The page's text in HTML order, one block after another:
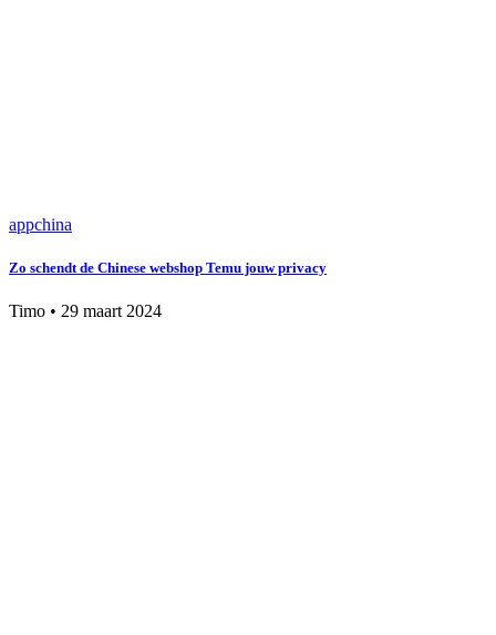
appchina
Zo schendt de Chinese webshop Temu jouw privacy
Timo • 29 maart 2024